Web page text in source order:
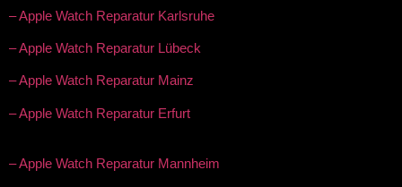
– Apple Watch Reparatur Karlsruhe
– Apple Watch Reparatur Lübeck
– Apple Watch Reparatur Mainz
– Apple Watch Reparatur Erfurt
– Apple Watch Reparatur Mannheim